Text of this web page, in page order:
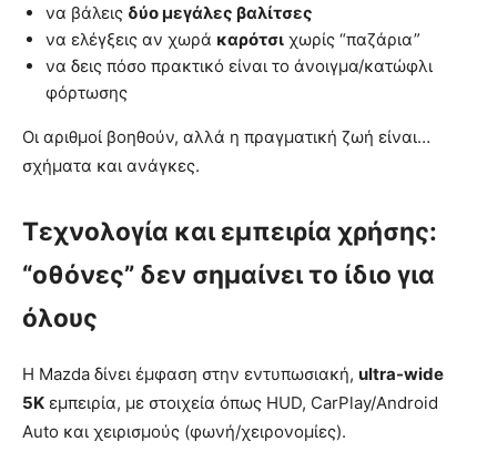
να βάλεις δύο μεγάλες βαλίτσες
να ελέγξεις αν χωρά καρότσι χωρίς “παζάρια”
να δεις πόσο πρακτικό είναι το άνοιγμα/κατώφλι
φόρτωσης
Οι αριθμοί βοηθούν, αλλά η πραγματική ζωή είναι…
σχήματα και ανάγκες.
Τεχνολογία και εμπειρία χρήσης:
“οθόνες” δεν σημαίνει το ίδιο για
όλους
Η Mazda δίνει έμφαση στην εντυπωσιακή, ultra-wide
5K εμπειρία, με στοιχεία όπως HUD, CarPlay/Android
Auto και χειρισμούς (φωνή/χειρονομίες).